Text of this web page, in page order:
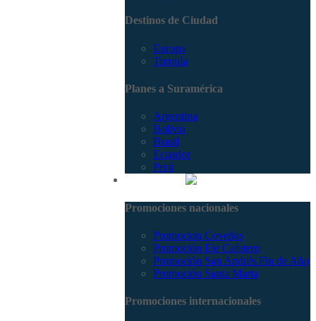
Destinos de Ciudad
Europa
Turquía
Planes a Suramérica
Argentina
Bolivia
Brasil
Ecuador
Perú
Promociones nacionales
Promocion Coveñas
Promoción Eje Cafetero
Promoción San Andrés Fin de Año
Promoción Santa Marta
Promociones internacionales